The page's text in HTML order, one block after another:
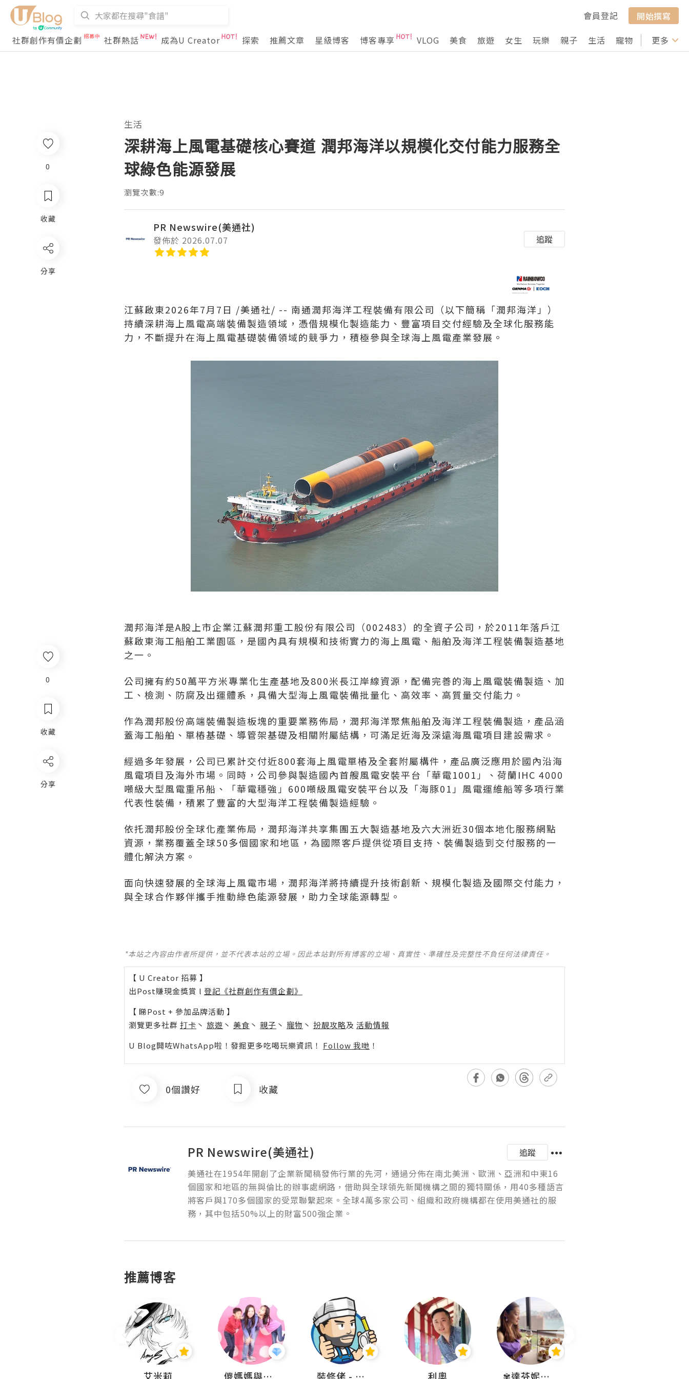
會員登記
開始撰寫
社群創作有價企劃
社群熱話 成為U Creator 探索 推薦文章 星級博客 博客專享 VLOG 美食 旅遊 女生 玩樂 親子 生活 寵物 行山 打卡
更多
0
收藏
分享
生活
深耕海上風電基礎核心賽道 潤邦海洋以規模化交付能力服務全
球綠色能源發展
瀏覽次數:9
PR Newswire(美通社)
發佈於 2026.07.07 追蹤
江蘇啟東2026年7月7日 /美通社/ -- 南通潤邦海洋工程裝備有限公司（以下簡稱「潤邦海洋」）
持續深耕海上風電高端裝備製造領域，憑借規模化製造能力、豐富項目交付經驗及全球化服務能
力，不斷提升在海上風電基礎裝備領域的競爭力，積極參與全球海上風電產業發展。
潤邦海洋是A股上市企業江蘇潤邦重工股份有限公司（002483）的全資子公司，於2011年落戶江
蘇啟東海工船舶工業園區，是國內具有規模和技術實力的海上風電、船舶及海洋工程裝備製造基地
之一。
公司擁有約50萬平方米專業化生產基地及800米長江岸線資源，配備完善的海上風電裝備製造、加
工、檢測、防腐及出運體系，具備大型海上風電裝備批量化、高效率、高質量交付能力。
作為潤邦股份高端裝備製造板塊的重要業務佈局，潤邦海洋聚焦船舶及海洋工程裝備製造，產品涵
蓋海工船舶、單樁基礎、導管架基礎及相關附屬結構，可滿足近海及深遠海風電項目建設需求。
經過多年發展，公司已累計交付近800套海上風電單樁及全套附屬構件，產品廣泛應用於國內沿海
風電項目及海外市場。同時，公司參與製造國內首艘風電安裝平台「華電1001」、荷蘭IHC 4000
噸級大型風電重吊船、「華電穩強」600噸級風電安裝平台以及「海豚01」風電運維船等多項行業
代表性裝備，積累了豐富的大型海洋工程裝備製造經驗。
依托潤邦股份全球化產業佈局，潤邦海洋共享集團五大製造基地及六大洲近30個本地化服務網點
資源，業務覆蓋全球50多個國家和地區，為國際客戶提供從項目支持、裝備製造到交付服務的一
體化解決方案。
面向快速發展的全球海上風電市場，潤邦海洋將持續提升技術創新、規模化製造及國際交付能力，
與全球合作夥伴攜手推動綠色能源發展，助力全球能源轉型。
*本站之內容由作者所提供，並不代表本站的立場。因此本站對所有博客的立場、真實性、準確性及完整性不負任何法律責任。
【 U Creator 招募 】
出Post賺現金獎賞 l 登記《社群創作有價企劃》
【 睇Post + 參加品牌活動 】
瀏覽更多社群 打卡 丶 旅遊 丶 美食 丶 親子 丶 寵物 丶 扮靚攻略及 活動情報
U Blog開咗WhatsApp啦！發掘更多吃喝玩樂資訊！ Follow 我哋 ！
0個讚好 收藏
PR Newswire(美通社)
追蹤
美通社在1954年開創了企業新聞稿發佈行業的先河，通過分佈在南北美洲、歐洲、亞洲和中東16
個國家和地區的無與倫比的辦事處網路，借助與全球領先新聞機構之間的獨特關係，用40多種語言
將客戶與170多個國家的受眾聯繫起來。全球4萬多家公司、組織和政府機構都在使用美通社的服
務，其中包括50%以上的財富500強企業。
推薦博客
艾米莉 儍媽媽與兩隻小魔怪之家 裝修佬 - 香港一站式網上裝修平台 利奧 ✾達芬妮•愛孩子•愛生活✾
0
收藏
分享